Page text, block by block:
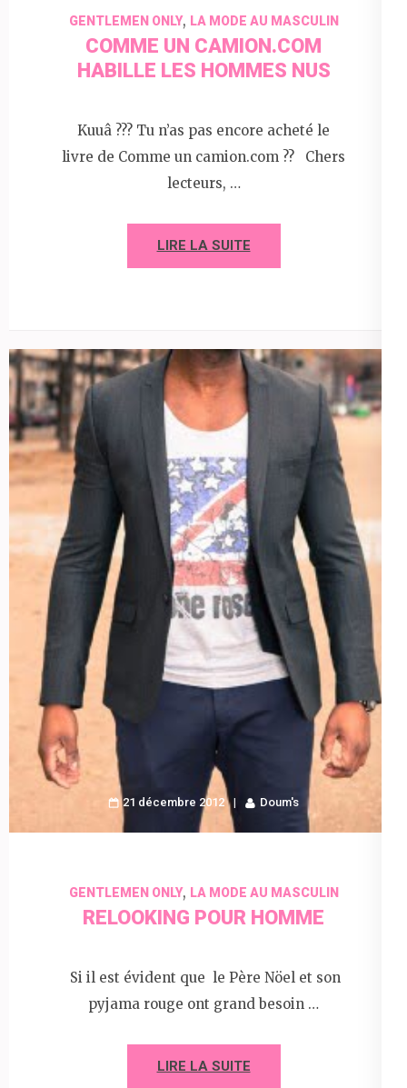
GENTLEMEN ONLY, LA MODE AU MASCULIN
COMME UN CAMION.COM
HABILLE LES HOMMES NUS
Kuuâ ??? Tu n’as pas encore acheté le
livre de Comme un camion.com ?? Chers
lecteurs, …
LIRE LA SUITE
21 décembre 2012 Doum's
GENTLEMEN ONLY, LA MODE AU MASCULIN
RELOOKING POUR HOMME
Si il est évident que le Père Nöel et son
pyjama rouge ont grand besoin …
LIRE LA SUITE